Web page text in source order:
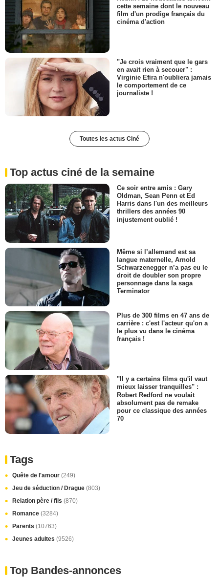
cette semaine dont le nouveau
film d'un prodige français du
cinéma d'action
"Je crois vraiment que le gars
en avait rien à secouer" :
Virginie Efira n'oubliera jamais
le comportement de ce
journaliste !
Toutes les actus Ciné
Top actus ciné de la semaine
Ce soir entre amis : Gary
Oldman, Sean Penn et Ed
Harris dans l'un des meilleurs
thrillers des années 90
injustement oublié !
Même si l’allemand est sa
langue maternelle, Arnold
Schwarzenegger n’a pas eu le
droit de doubler son propre
personnage dans la saga
Terminator
Plus de 300 films en 47 ans de
carrière : c'est l'acteur qu'on a
le plus vu dans le cinéma
français !
"Il y a certains films qu'il vaut
mieux laisser tranquilles" :
Robert Redford ne voulait
absolument pas de remake
pour ce classique des années
70
Tags
Quête de l'amour (249)
Jeu de séduction / Drague (803)
Relation père / fils (870)
Romance (3284)
Parents (10763)
Jeunes adultes (9526)
Top Bandes-annonces